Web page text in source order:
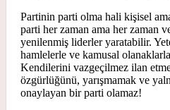
Partinin parti olma hali kişisel
parti her zaman ama her zaman
yenilenmiş liderler yaratabilir.
hamlelerle ve kamusal
Kendilerini vazgeçilmez ilan
özgürlüğünü, yarışmamak ve
onaylayan bir parti olamaz!